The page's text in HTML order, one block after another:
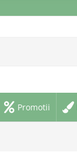
Promotii